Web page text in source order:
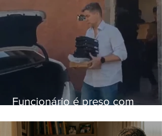
Funcionário é preso com
Hospital do Andaraí